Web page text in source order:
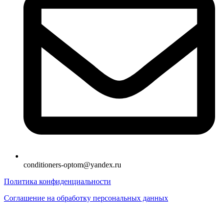
conditioners-optom@yandex.ru
Политика конфиденциальности
Соглашение на обработку персональных данных